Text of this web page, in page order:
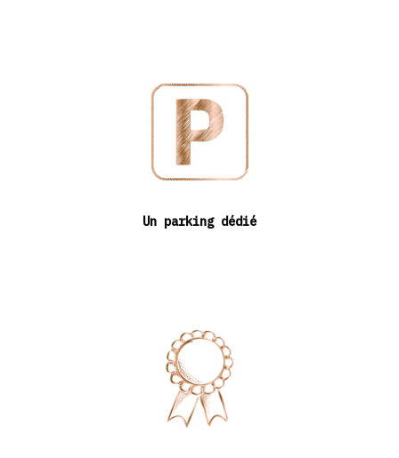
Un parking dédié